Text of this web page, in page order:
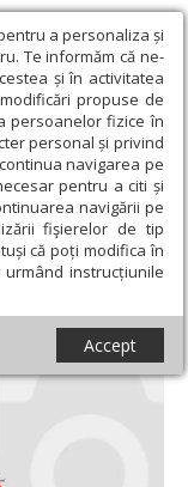
a personaliza și
Te informăm că ne-
și în activitatea
propuse de
persoanelor fizice în
personal și privind
navigarea pe
pentru a citi și
navigării pe
fişierelor de tip
că poți modifica în
instrucțiunile
Accept